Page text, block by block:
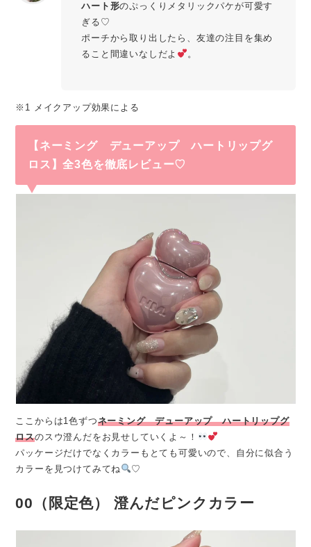
ハート形のぷっくりメタリックパケが可愛す
ぎる♡
ポーチから取り出したら、友達の注目を集め
ること間違いなしだよ
。
※1 メイクアップ効果による
【 ネーミング デューアップ ハートリップグ
ロス 】全3色を徹底レビュー♡
ここからは1色ずつネーミング デューアップ ハートリップグ
ロスのスウ澄んだをお見せしていくよ～！
パッケージだけでなくカラーもとても可愛いので、自分に似合う
カラーを見つけてみてね
♡
00（限定色） 澄んだピンクカラー